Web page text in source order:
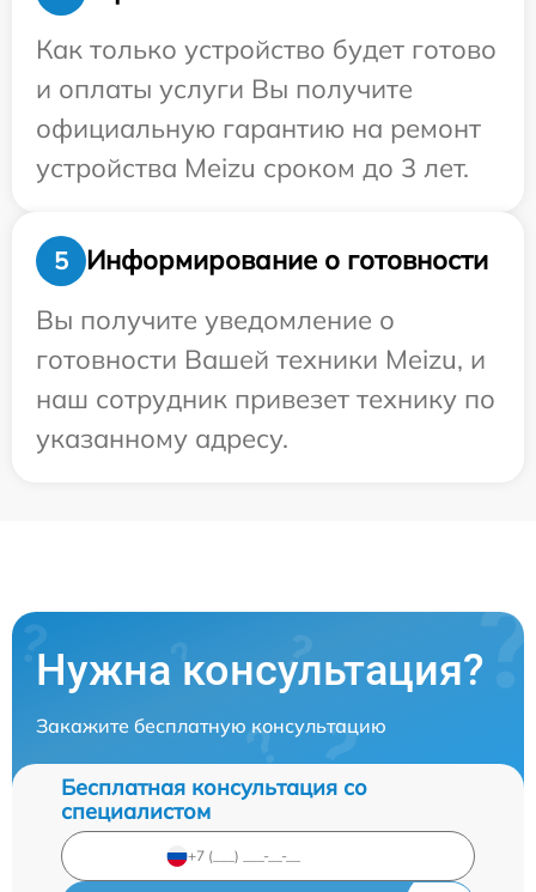
Как только устройство будет готово
и оплаты услуги Вы получите
официальную гарантию на ремонт
устройства Meizu сроком до 3 лет.
5
Информирование о готовности
Вы получите уведомление о
готовности Вашей техники Meizu, и
наш сотрудник привезет технику по
указанному адресу.
Нужна консультация?
Закажите бесплатную консультацию
Бесплатная консультация со
специалистом